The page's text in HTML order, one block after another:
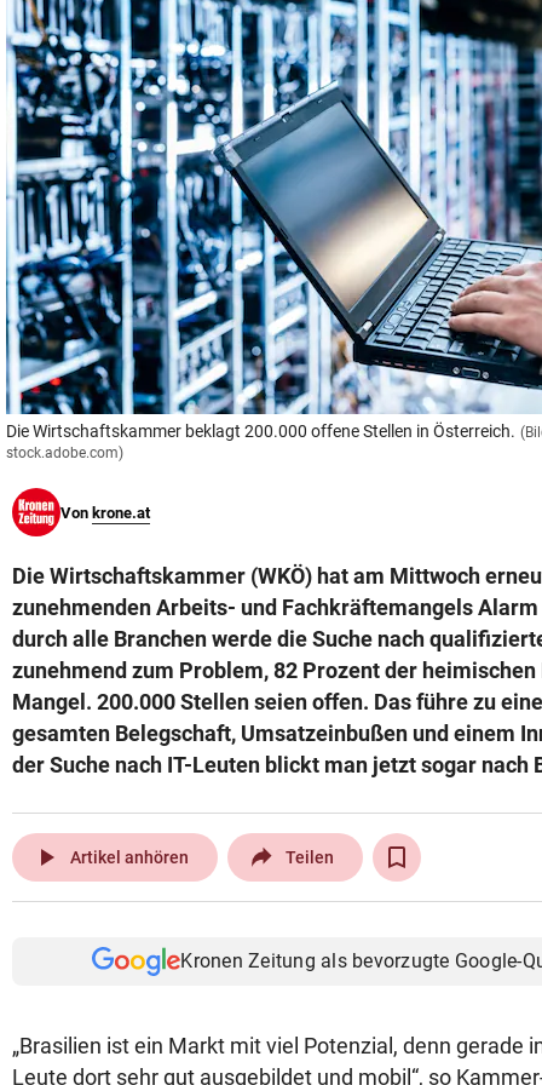
© Krone Multimedia GmbH & Co KG 2026
Muthgasse 2, 1190 Wien
Die Wirtschaftskammer beklagt 200.000 offene Stellen in Österreich.
stock.adobe.com)
Von krone.at
Die Wirtschaftskammer (WKÖ) hat am Mittwoch
zunehmenden Arbeits- und Fachkräftemangels
durch alle Branchen werde die Suche nach
zunehmend zum Problem, 82 Prozent der
Mangel. 200.000 Stellen seien offen. Das führe zu
gesamten Belegschaft, Umsatzeinbußen und einem
der Suche nach IT-Leuten blickt man jetzt sogar nach
play_arrow Artikel anhören Teilen
Kronen Zeitung als bevorzugte Google-
„Brasilien ist ein Markt mit viel Potenzial, denn gerade
Leute dort sehr gut ausgebildet und mobil“, so